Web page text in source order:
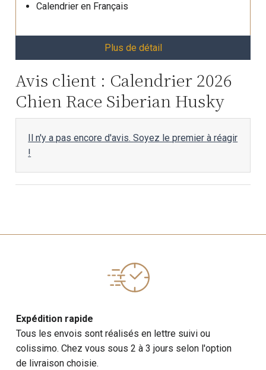
Calendrier en Français
Plus de détail
Avis client : Calendrier 2026
Chien Race Siberian Husky
Il n'y a pas encore d'avis. Soyez le premier à réagir
!
Expédition rapide
Tous les envois sont réalisés en lettre suivi ou
colissimo. Chez vous sous 2 à 3 jours selon l'option
de livraison choisie.